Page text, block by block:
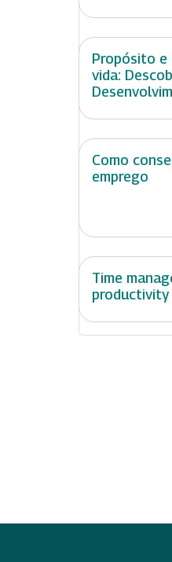
Propósito e
vida:
Como
emprego
Time
productivity